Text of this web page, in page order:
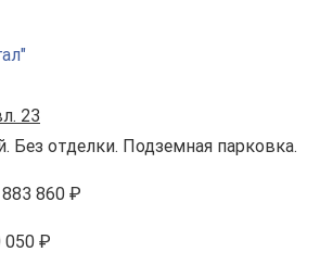
23
Без отделки. Подземная парковка.
860 ₽
050 ₽